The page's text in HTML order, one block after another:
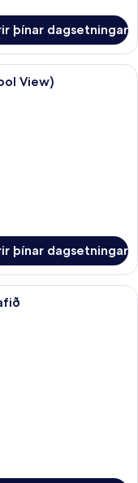
þínar dagsetningar
bestu gerð, míníbar,
View)
þínar dagsetningar
bestu gerð, míníbar,